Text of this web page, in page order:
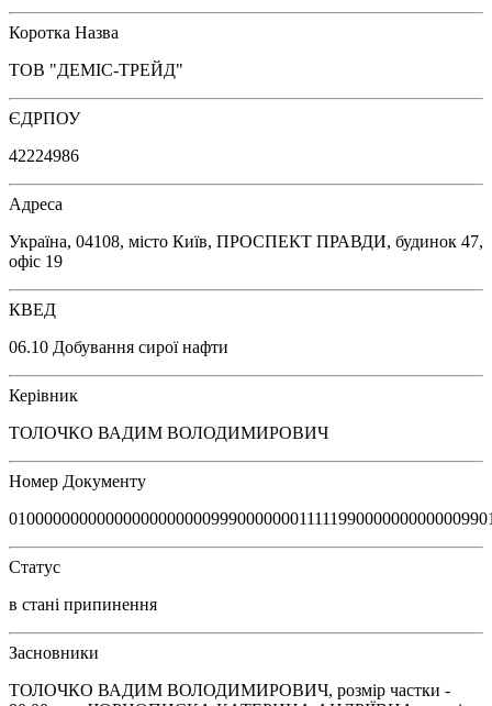
Коротка Назва
ТОВ "ДЕМІС-ТРЕЙД"
ЄДРПОУ
42224986
Адреса
Україна, 04108, місто Київ, ПРОСПЕКТ ПРАВДИ, будинок 47,
офіс 19
КВЕД
06.10 Добування сирої нафти
Керівник
ТОЛОЧКО ВАДИМ ВОЛОДИМИРОВИЧ
Номер Документу
Статус
в стані припинення
Засновники
ТОЛОЧКО ВАДИМ ВОЛОДИМИРОВИЧ, розмір частки -